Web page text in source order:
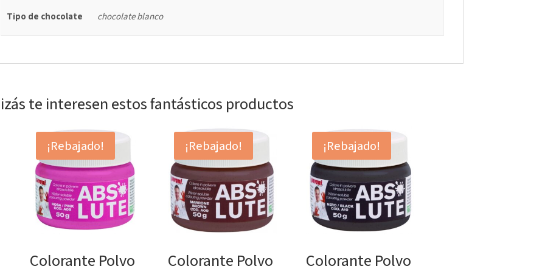
Tipo de chocolate chocolate blanco
te interesen estos fantásticos productos
¡Rebajado!
Colorante Polvo
¡Rebajado!
Colorante Polvo
¡Rebajado!
Colorante Polvo